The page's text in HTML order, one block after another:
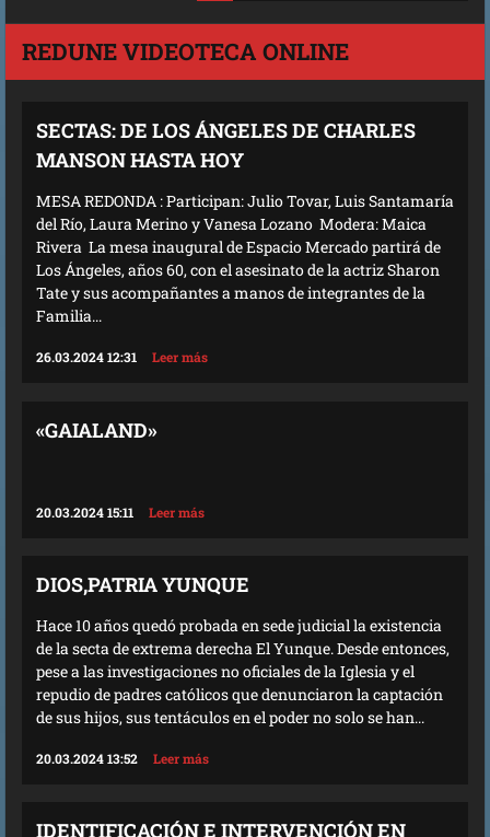
REDUNE VIDEOTECA ONLINE
SECTAS: DE LOS ÁNGELES DE CHARLES
MANSON HASTA HOY
MESA REDONDA : Participan: Julio Tovar, Luis Santamaría
del Río, Laura Merino y Vanesa Lozano Modera: Maica
Rivera La mesa inaugural de Espacio Mercado partirá de
Los Ángeles, años 60, con el asesinato de la actriz Sharon
Tate y sus acompañantes a manos de integrantes de la
Familia...
26.03.2024 12:31 Leer más
«GAIALAND»
20.03.2024 15:11 Leer más
DIOS,PATRIA YUNQUE
Hace 10 años quedó probada en sede judicial la existencia
de la secta de extrema derecha El Yunque. Desde entonces,
pese a las investigaciones no oficiales de la Iglesia y el
repudio de padres católicos que denunciaron la captación
de sus hijos, sus tentáculos en el poder no solo se han...
20.03.2024 13:52 Leer más
IDENTIFICACIÓN E INTERVENCIÓN EN